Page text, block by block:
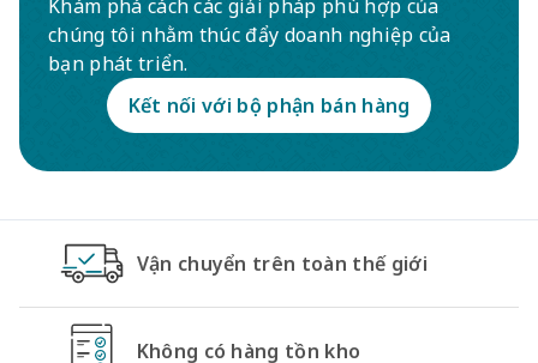
Khám phá cách các giải pháp phù hợp của
chúng tôi nhằm thúc đẩy doanh nghiệp của
bạn phát triển.
Kết nối với bộ phận bán hàng
Vận chuyển trên toàn thế giới
Không có hàng tồn kho